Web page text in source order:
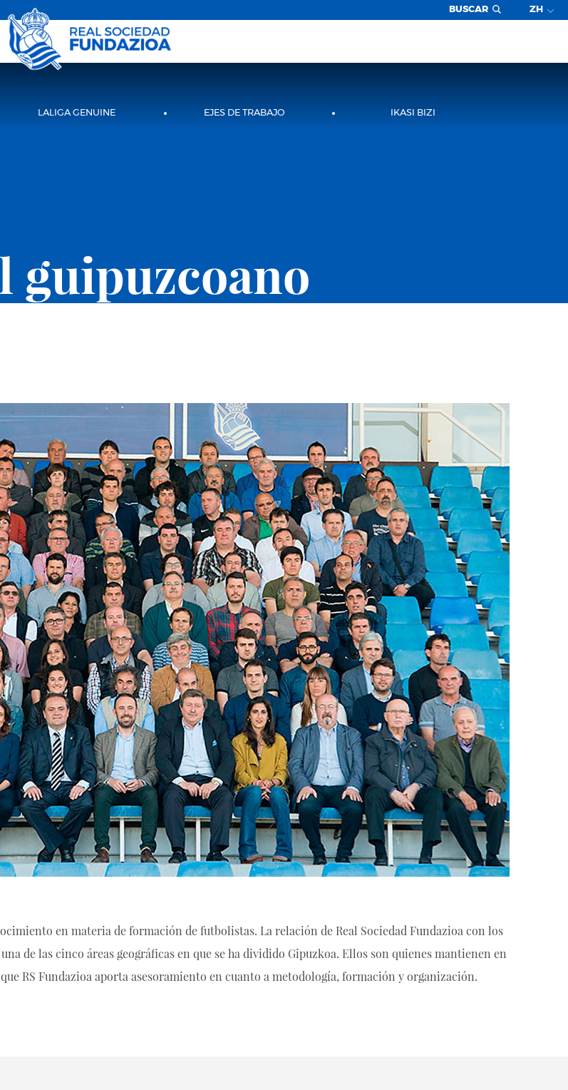
BUSCAR ZH
LALIGA GENUINE EJES DE TRABAJO IKASI BIZI
guipuzcoano
en materia de formación de futbolistas. La relación de Real Sociedad Fundazioa con los
de las cinco áreas geográficas en que se ha dividido Gipuzkoa. Ellos son quienes mantienen en
RS Fundazioa aporta asesoramiento en cuanto a metodología, formación y organización.